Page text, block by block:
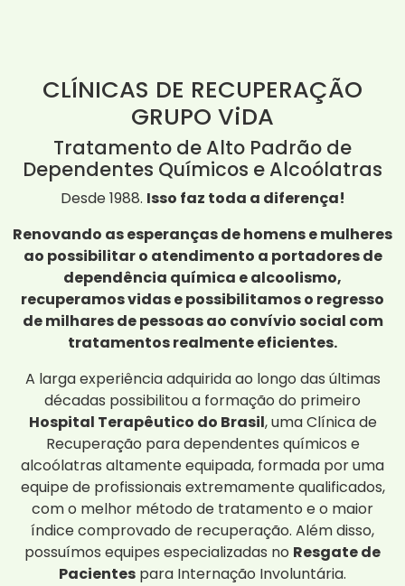
CLÍNICAS DE RECUPERAÇÃO
GRUPO ViDA
Tratamento de Alto Padrão de
Dependentes Químicos e Alcoólatras
Desde 1988. Isso faz toda a diferença!
Renovando as esperanças de homens e mulheres
ao possibilitar o atendimento a portadores de
dependência química e alcoolismo,
recuperamos vidas e possibilitamos o regresso
de milhares de pessoas ao convívio social com
tratamentos realmente eficientes.
A larga experiência adquirida ao longo das últimas
décadas possibilitou a formação do primeiro
Hospital Terapêutico do Brasil, uma Clínica de
Recuperação para dependentes químicos e
alcoólatras altamente equipada, formada por uma
equipe de profissionais extremamente qualificados,
com o melhor método de tratamento e o maior
índice comprovado de recuperação. Além disso,
possuímos equipes especializadas no Resgate de
Pacientes para Internação Involuntária.